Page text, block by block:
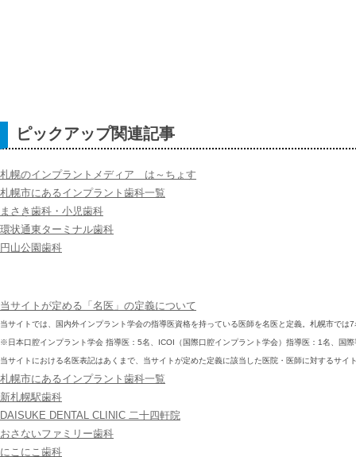
ピックアップ関連記事
札幌のインプラントメディア は～ちょす
札幌市にあるインプラント歯科一覧
まさき歯科・小児歯科
環状通東ターミナル歯科
円山公園歯科
当サイトが定める「名医」の定義について
当サイトでは、国内外インプラント学会の指導医資格を持っている医師を名医と定義。札幌市で
※日本口腔インプラント学会 指導医：5名、ICOI（国際口腔インプラント学会）指導医：1名、国
当サイトにおける名医表記はあくまで、当サイトが定めた定義に該当した医院・医師に対するサ
札幌市にあるインプラント歯科一覧
新札幌駅歯科
‎DAISUKE DENTAL CLINIC 二十四軒院
おさないファミリー歯科
にこにこ歯科